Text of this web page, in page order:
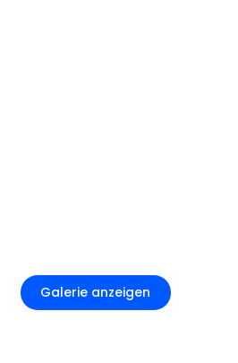
Galerie anzeigen